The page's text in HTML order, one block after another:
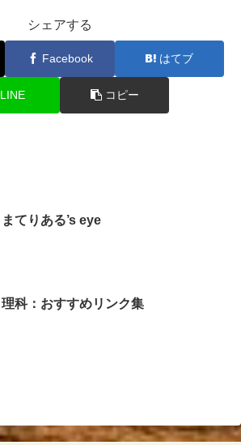
シェアする
Facebook はてブ
LINE コピー
まてりある’s eye
理科：おすすめリンク集